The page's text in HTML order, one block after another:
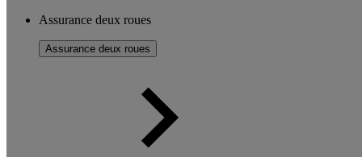
Assurance deux roues
Assurance deux roues